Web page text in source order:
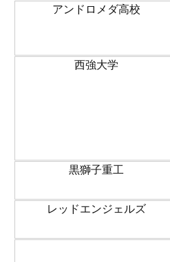
アンドロメダ高校
西強大学
黒獅子重工
レッドエンジェルズ